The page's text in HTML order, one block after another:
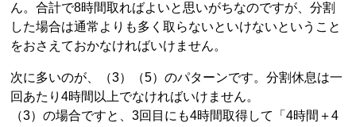
ん。合計で8時間取ればよいと思いがちなのですが、分割
した場合は通常よりも多く取らないといけないということ
をおさえておかなければいけません。
次に多いのが、（3）（5）のパターンです。分割休息は一
回あたり4時間以上でなければいけません。
（3）の場合ですと、3回目にも4時間取得して「4時間＋4